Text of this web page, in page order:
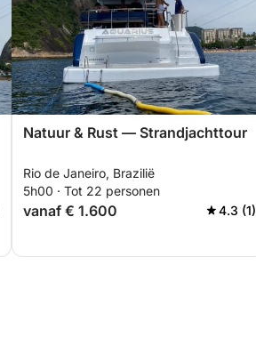
Natuur & Rust — Strandjachttour
Rio de Janeiro, Brazilië
5h00 · Tot 22 personen
vanaf € 1.600 4.3 (1)